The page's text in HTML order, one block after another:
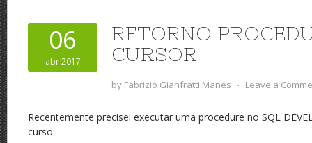
06
abr 2017
RETORNO
CURSOR
by Fabrizio Gianfratti Manes ⋅ Leave a
Recentemente precisei executar uma procedure no SQL
curso.